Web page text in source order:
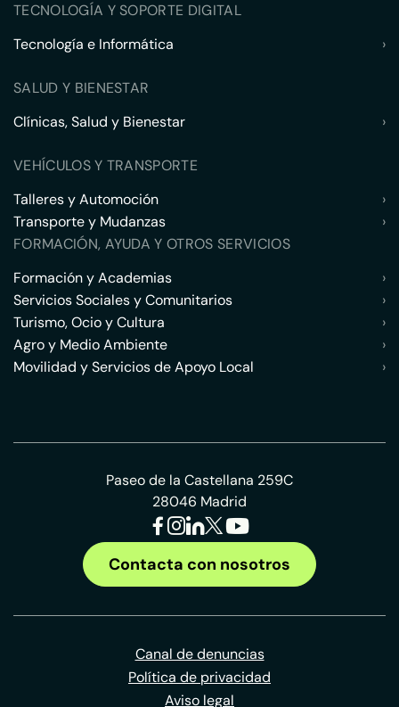
TECNOLOGÍA Y SOPORTE DIGITAL
Tecnología e Informática
›
SALUD Y BIENESTAR
Clínicas, Salud y Bienestar
›
VEHÍCULOS Y TRANSPORTE
Talleres y Automoción
›
Transporte y Mudanzas
›
FORMACIÓN, AYUDA Y OTROS SERVICIOS
Formación y Academias
›
Servicios Sociales y Comunitarios
›
Turismo, Ocio y Cultura
›
Agro y Medio Ambiente
›
Movilidad y Servicios de Apoyo Local
›
Paseo de la Castellana 259C
28046 Madrid
Contacta con nosotros
Canal de denuncias
Política de privacidad
Aviso legal